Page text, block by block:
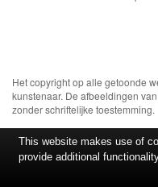
Het copyright op alle getoonde
kunstenaar. De afbeeldingen
zonder schriftelijke toestemming.
This website makes use of
provide additional